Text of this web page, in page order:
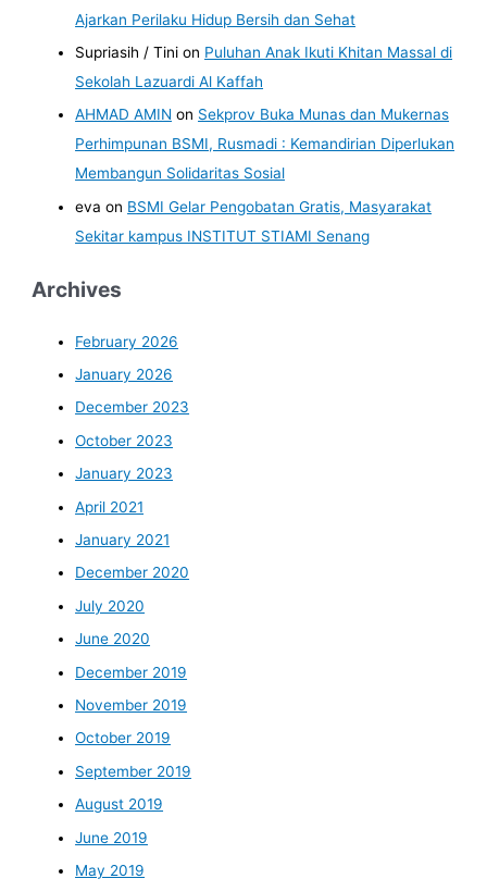
Ajarkan Perilaku Hidup Bersih dan Sehat
Supriasih / Tini on Puluhan Anak Ikuti Khitan Massal di
Sekolah Lazuardi Al Kaffah
AHMAD AMIN on Sekprov Buka Munas dan Mukernas
Perhimpunan BSMI, Rusmadi : Kemandirian Diperlukan
Membangun Solidaritas Sosial
eva on BSMI Gelar Pengobatan Gratis, Masyarakat
Sekitar kampus INSTITUT STIAMI Senang
Archives
February 2026
January 2026
December 2023
October 2023
January 2023
April 2021
January 2021
December 2020
July 2020
June 2020
December 2019
November 2019
October 2019
September 2019
August 2019
June 2019
May 2019